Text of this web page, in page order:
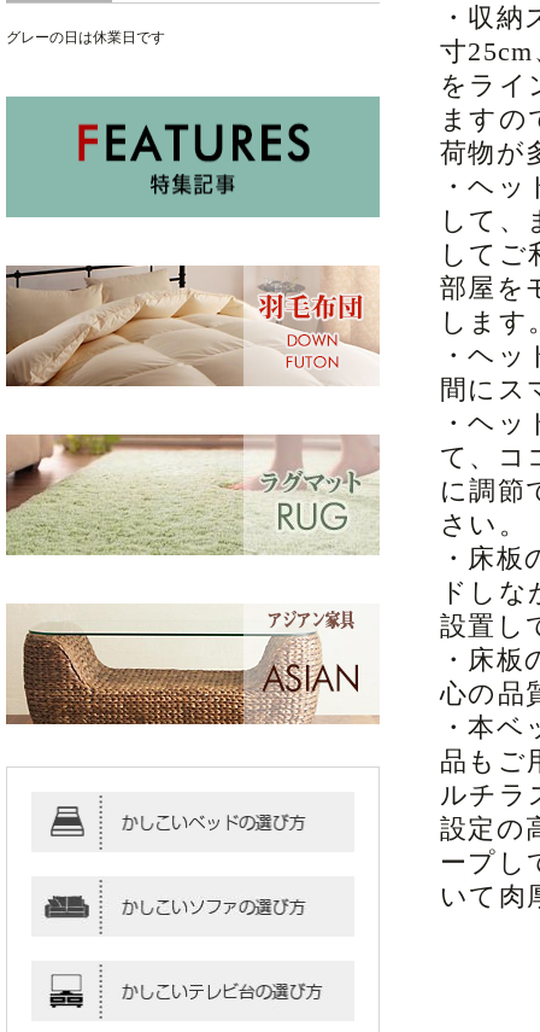
・収
寸
をライ
ますの
荷物が
・ヘ
して、
してご
部屋を
します
・ヘ
間にス
・ヘ
て、コ
に調節
さい。
・床
ドし
設置し
・床
心の品
・本
品もご
ルチラ
設定の
ープし
いて肉
ード 跳ね上げ式 大容量 収納 ベッド
グレーの日は休業日です